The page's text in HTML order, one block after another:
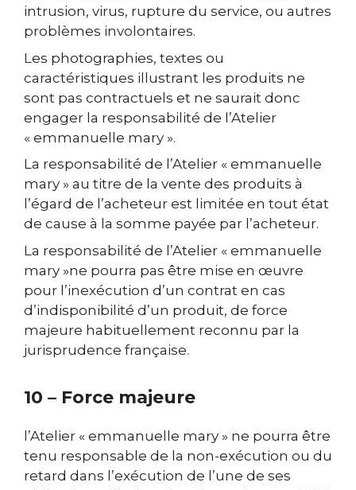
intrusion, virus, rupture du service, ou autres
problèmes involontaires.
Les photographies, textes ou
caractéristiques illustrant les produits ne
sont pas contractuels et ne saurait donc
engager la responsabilité de l’Atelier
« emmanuelle mary ».
La responsabilité de l’Atelier « emmanuelle
mary » au titre de la vente des produits à
l’égard de l’acheteur est limitée en tout état
de cause à la somme payée par l’acheteur.
La responsabilité de l’Atelier « emmanuelle
mary »ne pourra pas être mise en œuvre
pour l’inexécution d’un contrat en cas
d’indisponibilité d’un produit, de force
majeure habituellement reconnu par la
jurisprudence française.
10 – Force majeure
l’Atelier « emmanuelle mary » ne pourra être
tenu responsable de la non-exécution ou du
retard dans l’exécution de l’une de ses